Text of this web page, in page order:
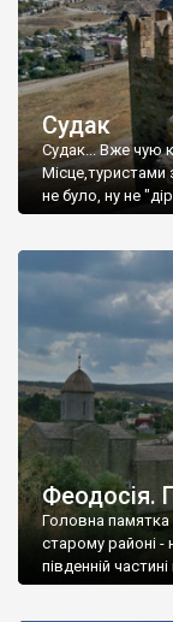
Судак
Судак... Вже чую
не було, ну не
Феодосія.
Головна памятка
старому районі -
південній частині